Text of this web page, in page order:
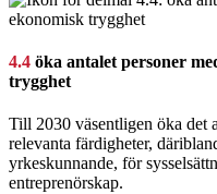
4.4 öka antalet personer
trygghet
Till 2030 väsentligen öka det
relevanta färdigheter,
yrkeskunnande, för
entreprenörskap.